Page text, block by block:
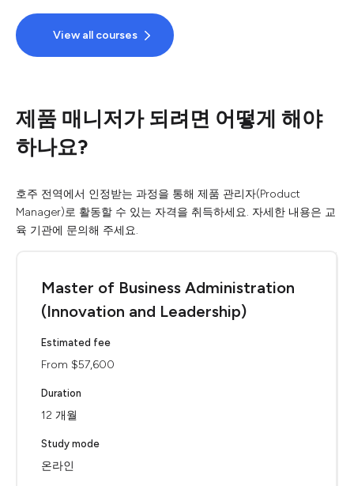
View all courses
제품 매니저가 되려면 어떻게 해야
하나요?
호주 전역에서 인정받는 과정을 통해 제품 관리자(Product
Manager)로 활동할 수 있는 자격을 취득하세요. 자세한 내용은 교
육 기관에 문의해 주세요.
Master of Business Administration
(Innovation and Leadership)
Estimated fee
From $57,600
Duration
12 개월
Study mode
온라인